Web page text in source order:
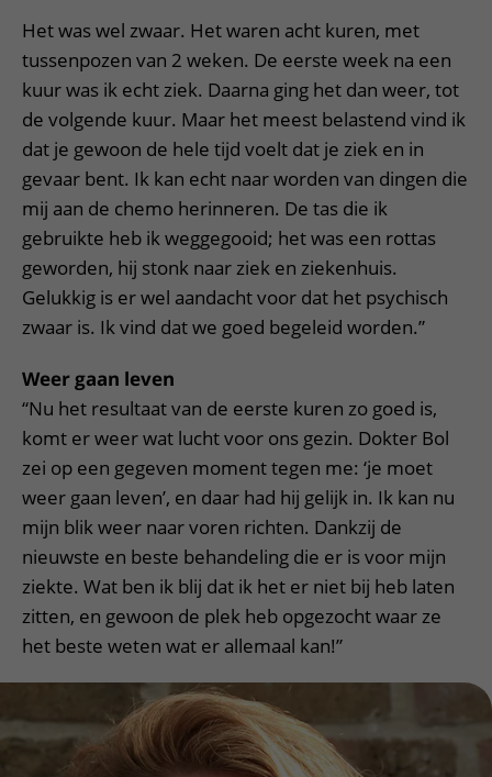
Het was wel zwaar. Het waren acht kuren, met
tussenpozen van 2 weken. De eerste week na een
kuur was ik echt ziek. Daarna ging het dan weer, tot
de volgende kuur. Maar het meest belastend vind ik
dat je gewoon de hele tijd voelt dat je ziek en in
gevaar bent. Ik kan echt naar worden van dingen die
mij aan de chemo herinneren. De tas die ik
gebruikte heb ik weggegooid; het was een rottas
geworden, hij stonk naar ziek en ziekenhuis.
Gelukkig is er wel aandacht voor dat het psychisch
zwaar is. Ik vind dat we goed begeleid worden.”
Weer gaan leven
“Nu het resultaat van de eerste kuren zo goed is,
komt er weer wat lucht voor ons gezin. Dokter Bol
zei op een gegeven moment tegen me: ‘je moet
weer gaan leven’, en daar had hij gelijk in. Ik kan nu
mijn blik weer naar voren richten. Dankzij de
nieuwste en beste behandeling die er is voor mijn
ziekte. Wat ben ik blij dat ik het er niet bij heb laten
zitten, en gewoon de plek heb opgezocht waar ze
het beste weten wat er allemaal kan!”